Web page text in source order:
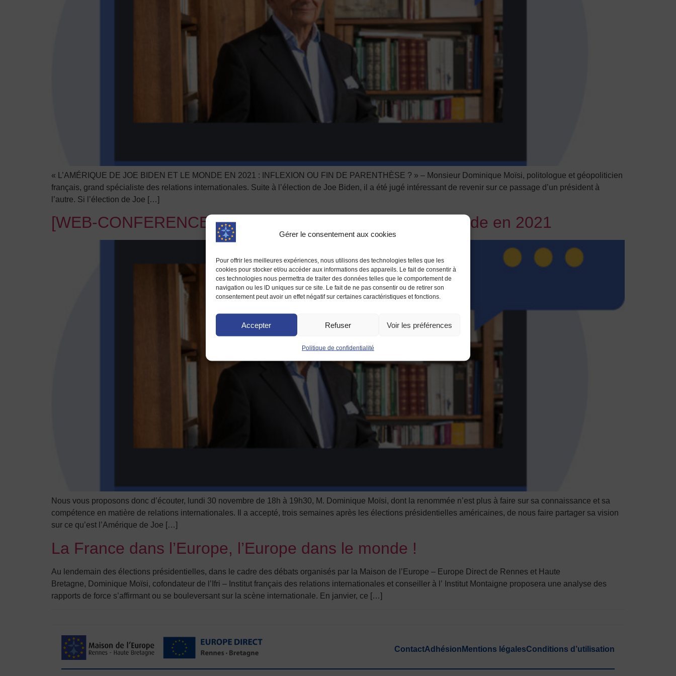
Gérer le consentement aux cookies
Pour offrir les meilleures expériences, nous utilisons des technologies telles que les
cookies pour stocker et/ou accéder aux informations des appareils. Le fait de consentir à
ces technologies nous permettra de traiter des données telles que le comportement de
navigation ou les ID uniques sur ce site. Le fait de ne pas consentir ou de retirer son
consentement peut avoir un effet négatif sur certaines caractéristiques et fonctions.
Accepter Refuser Voir les préférences
Politique de confidentialité
« L’AMÉRIQUE DE JOE BIDEN ET LE MONDE EN 2021 : INFLEXION OU FIN DE PARENTHÈSE ? » – Monsieur Dominique Moïsi, politologue et géopoliticien
français, grand spécialiste des relations internationales. Suite à l’élection de Joe Biden, il a été jugé intéressant de revenir sur ce passage d’un président à
l’autre. Si l’élection de Joe […]
[WEB-CONFERENCE] L’Amérique de Joe Biden et le monde en 2021
Nous vous proposons donc d’écouter, lundi 30 novembre de 18h à 19h30, M. Dominique Moïsi, dont la renommée n’est plus à faire sur sa connaissance et sa
compétence en matière de relations internationales. Il a accepté, trois semaines après les élections présidentielles américaines, de nous faire partager sa vision
sur ce qu’est l’Amérique de Joe […]
La France dans l’Europe, l’Europe dans le monde !
Au lendemain des élections présidentielles, dans le cadre des débats organisés par la Maison de l’Europe – Europe Direct de Rennes et Haute
Bretagne, Dominique Moïsi, cofondateur de l’Ifri – Institut français des relations internationales et conseiller à l’ Institut Montaigne proposera une analyse des
rapports de force s’affirmant ou se bouleversant sur la scène internationale. En janvier, ce […]
ContactAdhésion Mentions légalesConditions d’utilisation